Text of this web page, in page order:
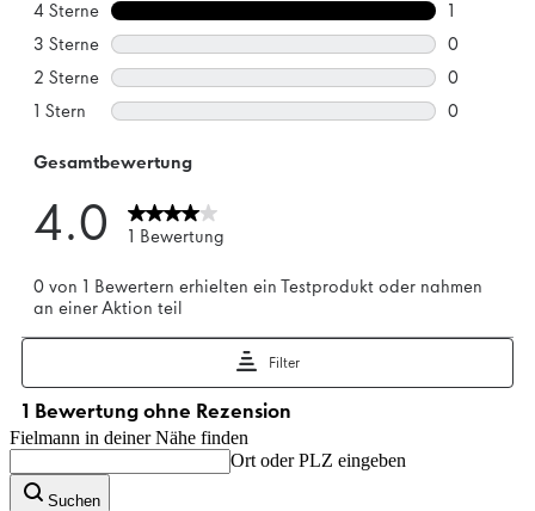
Fielmann in deiner Nähe finden
Ort oder PLZ eingeben
Suchen